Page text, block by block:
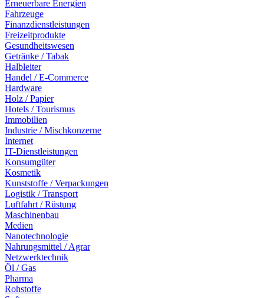
Erneuerbare Energien
Fahrzeuge
Finanzdienstleistungen
Freizeitprodukte
Gesundheitswesen
Getränke / Tabak
Halbleiter
Handel / E-Commerce
Hardware
Holz / Papier
Hotels / Tourismus
Immobilien
Industrie / Mischkonzerne
Internet
IT-Dienstleistungen
Konsumgüter
Kosmetik
Kunststoffe / Verpackungen
Logistik / Transport
Luftfahrt / Rüstung
Maschinenbau
Medien
Nanotechnologie
Nahrungsmittel / Agrar
Netzwerktechnik
Öl / Gas
Pharma
Rohstoffe